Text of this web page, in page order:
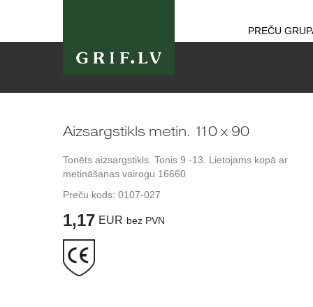
PREČU
Aizsargstikls metin. 110 x 90
Tonēts aizsargstikls. Tonis 9 -13. Lietojams kopā ar
metināšanas vairogu 16660
Preču kods: 0107-027
1,17 EUR bez PVN